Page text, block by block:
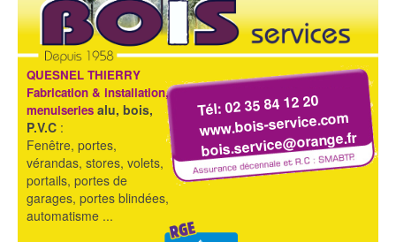
Tél: 02 35 84 12 20
www.bois-service.com
bois.service@orange.fr
QUESNEL THIERRY
Fabrication & installation,
menuiseries alu, bois,
P.V.C :
Fenêtre, portes,
vérandas, stores, volets,
portails, portes de
garages, portes blindées,
automatisme ...